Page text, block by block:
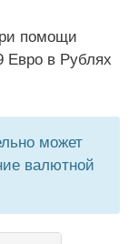
помощи
Евро в Рублях
может
валютной